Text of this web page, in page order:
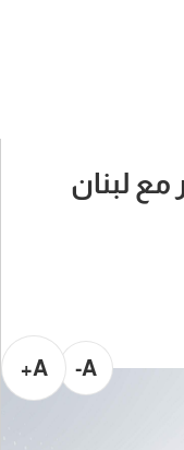
مع لبنان
A-
A+